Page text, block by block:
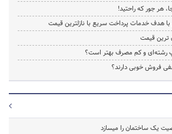
هر جور که راحتید!
هدف خدمات پرداخت سریع با نازلترین قیمت
ترین قیمت
رشته‌ای و کم مصرف بهتر است؟
فروش خوبی دارند؟
یک ساختمان را میسازد